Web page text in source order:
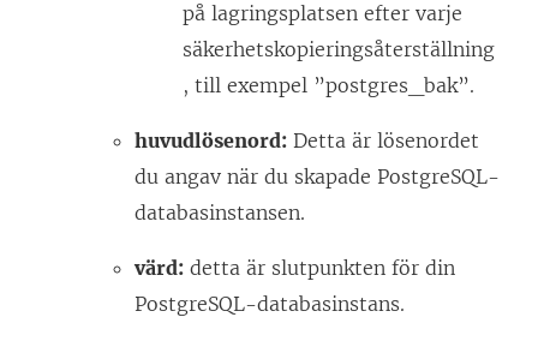
på lagringsplatsen efter varje
säkerhetskopieringsåterställning
, till exempel ”postgres_bak”.
huvudlösenord: Detta är lösenordet
du angav när du skapade PostgreSQL-
databasinstansen.
värd: detta är slutpunkten för din
PostgreSQL-databasinstans.